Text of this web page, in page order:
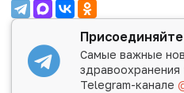
Самые важные
Telegram-канале